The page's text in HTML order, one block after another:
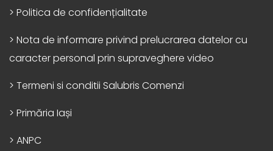
> Politica de confidențialitate
> Nota de informare privind prelucrarea datelor cu
caracter personal prin supraveghere video
> Termeni si conditii Salubris Comenzi
> Primăria Iași
> ANPC